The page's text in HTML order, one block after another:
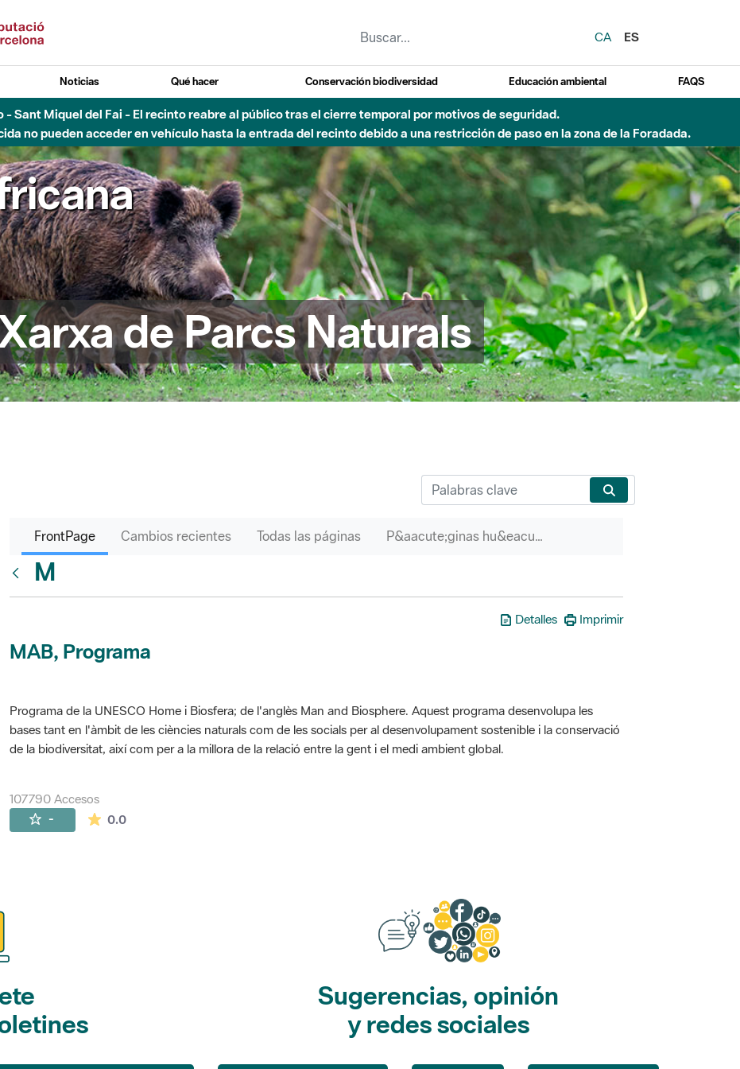
CA
ES
Noticias Qué hacer Conservación biodiversidad Educación ambiental FAQS
- Sant Miquel del Fai - El recinto reabre al público tras el cierre temporal por motivos de seguridad.
no pueden acceder en vehículo hasta la entrada del recinto debido a una restricción de paso en la zona de la Foradada.
de Parcs Naturals
FrontPage Cambios recientes Todas las páginas P&aacute;ginas hu&eacute;rfanas
M
Detalles Imprimir
MAB, Programa
Programa de la UNESCO Home i Biosfera; de l'anglès Man and Biosphere. Aquest programa desenvolupa les
bases tant en l'àmbit de les ciències naturals com de les socials per al desenvolupament sostenible i la conservació
de la biodiversitat, així com per a la millora de la relació entre la gent i el medi ambient global.
107790 Accesos
- 0.0La valoración media es de 0 estrellas de 5.
Sugerencias, opinión
y redes sociales